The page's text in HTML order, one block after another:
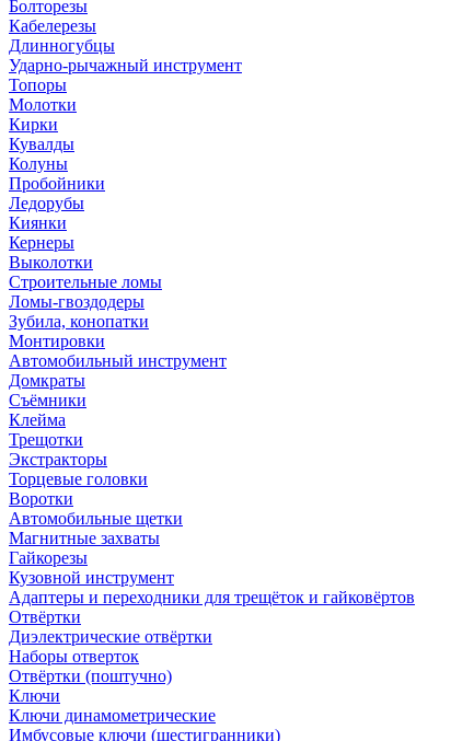
Болторезы
Кабелерезы
Длинногубцы
Ударно-рычажный инструмент
Топоры
Молотки
Кирки
Кувалды
Колуны
Пробойники
Ледорубы
Киянки
Кернеры
Выколотки
Строительные ломы
Ломы-гвоздодеры
Зубила, конопатки
Монтировки
Автомобильный инструмент
Домкраты
Съёмники
Клейма
Трещотки
Экстракторы
Торцевые головки
Воротки
Автомобильные щетки
Магнитные захваты
Гайкорезы
Кузовной инструмент
Адаптеры и переходники для трещёток и гайковёртов
Отвёртки
Диэлектрические отвёртки
Наборы отверток
Отвёртки (поштучно)
Ключи
Ключи динамометрические
Имбусовые ключи (шестигранники)